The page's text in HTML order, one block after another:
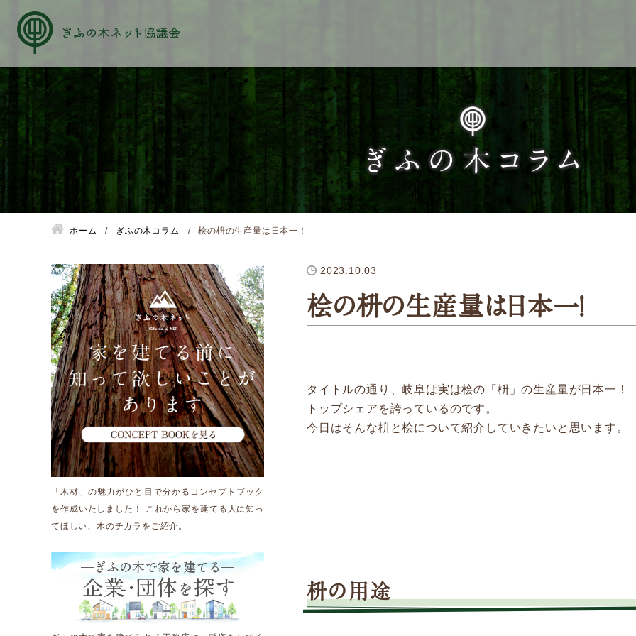
About us
ぎふの木ネットとは
ぎふの木ネットとSDGs
ご利用ガイド
はじめてご利用されるお客様へ
運営団体情報
活動報告
新着情報
Service
企業検索
ぎふの木ネットの家づくり
住宅ストック事業
補助金・お得情報
施工事例
岐阜県産材商品
Other
お問い合わせ
ぎふの木コラム
ホーム ぎふの木コラム 桧の枡の生産量は日本一！
2023.10.03
桧の枡の生産量は日本一！
タイトルの通り、岐阜は実は桧の「枡」の生産量が日本一！
トップシェアを誇っているのです。
今日はそんな枡と桧について紹介していきたいと思います。
枡の用途
「木材」の魅力がひと目で分かるコンセプトブック
を作成いたしました！ これから家を建てる人に知っ
てほしい、木のチカラをご紹介。